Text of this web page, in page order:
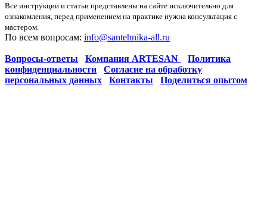
Все инструкции и статьи представлены на сайте исключительно для
ознакомления, перед применением на практике нужна консультация с
мастером.
По всем вопросам: info@santehnika-all.ru
Вопросы-ответы Компания ARTESAN
Политика
конфиденциальности
Согласие на обработку
персональных данных
Контакты Поделиться опытом